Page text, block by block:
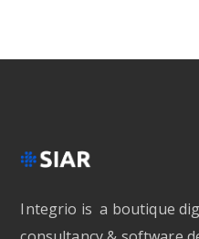
Integrio is a boutique